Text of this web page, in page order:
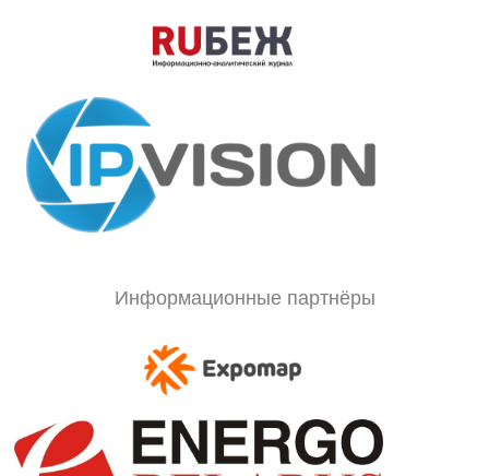
Информационные партнёры